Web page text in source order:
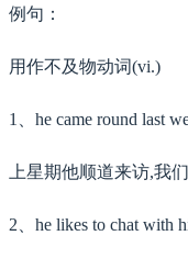
例句：
用作不及物动词(vi.)
1、he came round last
上星期他顺道来访,我
2、he likes to chat with